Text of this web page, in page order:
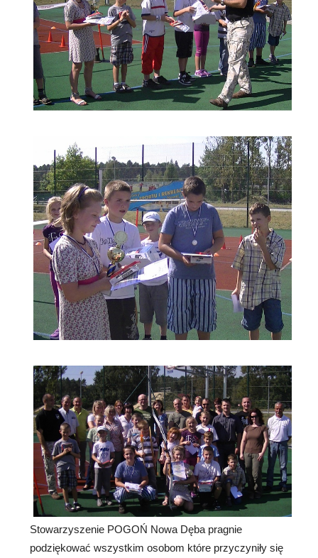
Stowarzyszenie POGOŃ Nowa Dęba pragnie
podziękować wszystkim osobom które przyczyniły się